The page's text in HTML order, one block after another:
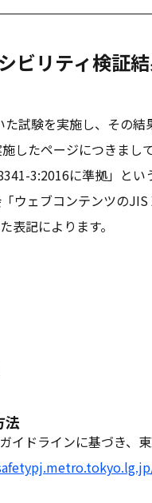
ビリティ検証
試験を実施し、その結
したページにつきまし
3:2016に準拠」と
ウェブコンテンツの
表記によります。
法
イドラインに基づき、